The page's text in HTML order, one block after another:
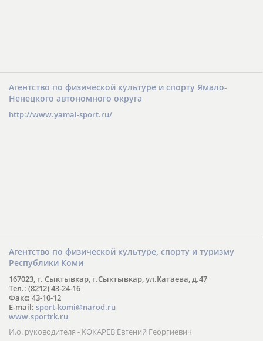
Агентство по физической культуре и спорту Ямало-
Ненецкого автономного округа
http://www.yamal-sport.ru/
Агентство по физической культуре, спорту и туризму
Республики Коми
167023, г. Сыктывкар, г.Сыктывкар, ул.Катаева, д.47
Тел.: (8212) 43-24-16
Факс: 43-10-12
E-mail: sport-komi@narod.ru
www.sportrk.ru
И.о. руководителя - КОКАРЕВ Евгений Георгиевич